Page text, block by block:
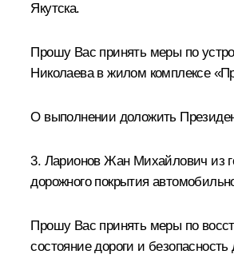
Якутска.
Прошу Вас принять меры по
Николаева в жилом комплексе
О выполнении доложить
3. Ларионов Жан Михайлович из
дорожного покрытия
Прошу Вас принять меры по
состояние дороги и